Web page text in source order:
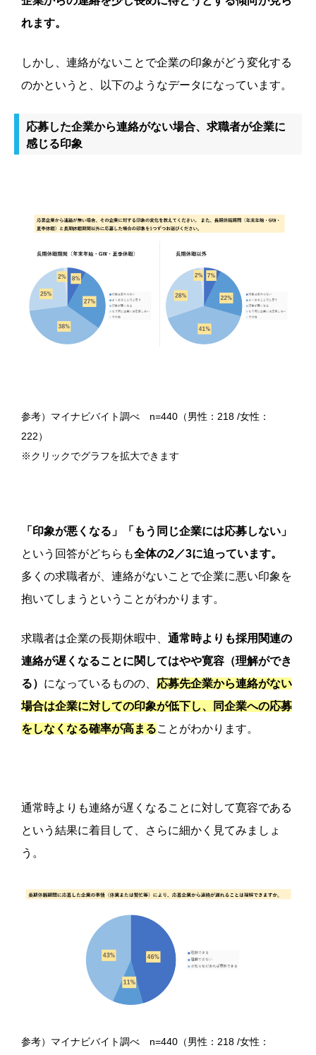
れます。
しかし、連絡がないことで企業の印象がどう変化する
のかというと、以下のようなデータになっています。
応募した企業から連絡がない場合、求職者が企業に
感じる印象
参考）マイナビバイト調べ n=440（男性：218 /女性：
222）
※クリックでグラフを拡大できます
「印象が悪くなる」「もう同じ企業には応募しない」
という回答がどちらも全体の2／3に迫っています。
多くの求職者が、連絡がないことで企業に悪い印象を
抱いてしまうということがわかります。
求職者は企業の長期休暇中、 通常時よりも採用関連の
連絡が遅くなることに関してはやや寛容（理解ができ
る） になっているものの、 応募先企業から連絡がない
場合は企業に対しての印象が低下し、同企業への応募
をしなくなる確率が高まることがわかります。
通常時よりも連絡が遅くなることに対して寛容である
という結果に着目して、さらに細かく見てみましょ
う。
参考）マイナビバイト調べ n=440（男性：218 /女性：